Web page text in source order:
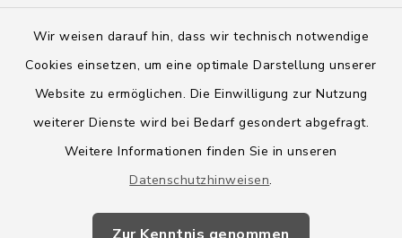
Wir weisen darauf hin, dass wir technisch notwendige
Cookies einsetzen, um eine optimale Darstellung unserer
Website zu ermöglichen. Die Einwilligung zur Nutzung
weiterer Dienste wird bei Bedarf gesondert abgefragt.
Weitere Informationen finden Sie in unseren
Datenschutzhinweisen.
Barrierefreiheit